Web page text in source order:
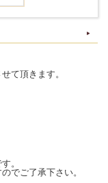
て頂きます。
。
でご了承下さい。